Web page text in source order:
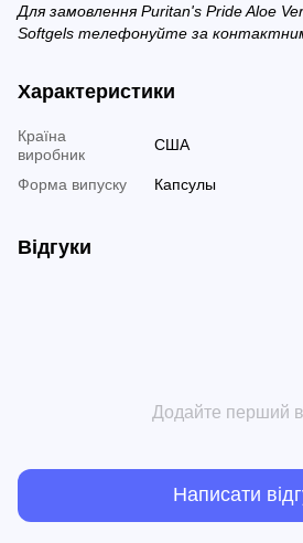
Для замовлення Puritan's Pride Aloe
Softgels телефонуйте за
Характеристики
Країна
виробник
США
Форма випуску Капсулы
Відгуки
Додайте перший
Написати